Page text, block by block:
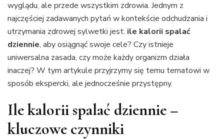
wyglądu, ale przede wszystkim zdrowia. Jednym z
najczęściej zadawanych pytań w kontekście odchudzania i
utrzymania zdrowej sylwetki jest: ile kalorii spalać
dziennie, aby osiągnąć swoje cele? Czy istnieje
uniwersalna zasada, czy może każdy organizm działa
inaczej? W tym artykule przyjrzymy się temu tematowi w
sposób ekspercki, ale jednocześnie przystępny.
Ile kalorii spalać dziennie –
kluczowe czynniki